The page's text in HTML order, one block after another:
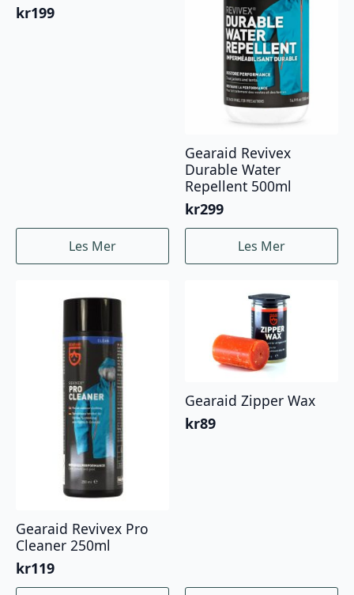
kr199
Les Mer
Gearaid Revivex
Durable Water
Repellent 500ml
kr299
Les Mer
Gearaid Revivex Pro
Cleaner 250ml
kr119
Gearaid Zipper Wax
kr89